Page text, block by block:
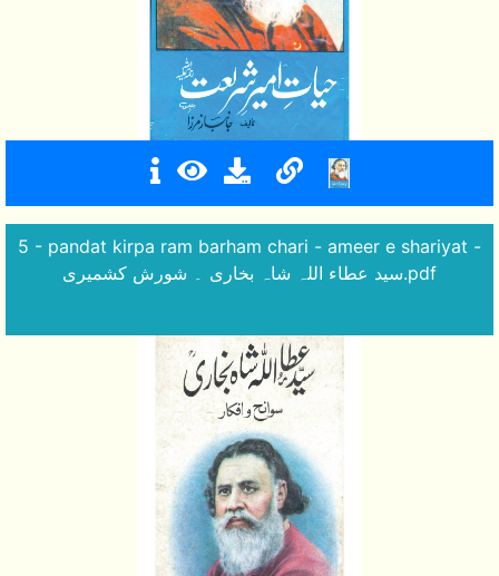
5 - pandat kirpa ram barham chari - ameer e shariyat -
سید عطاء اللہ شاہ بخاری ۔ شورش کشمیری.pdf